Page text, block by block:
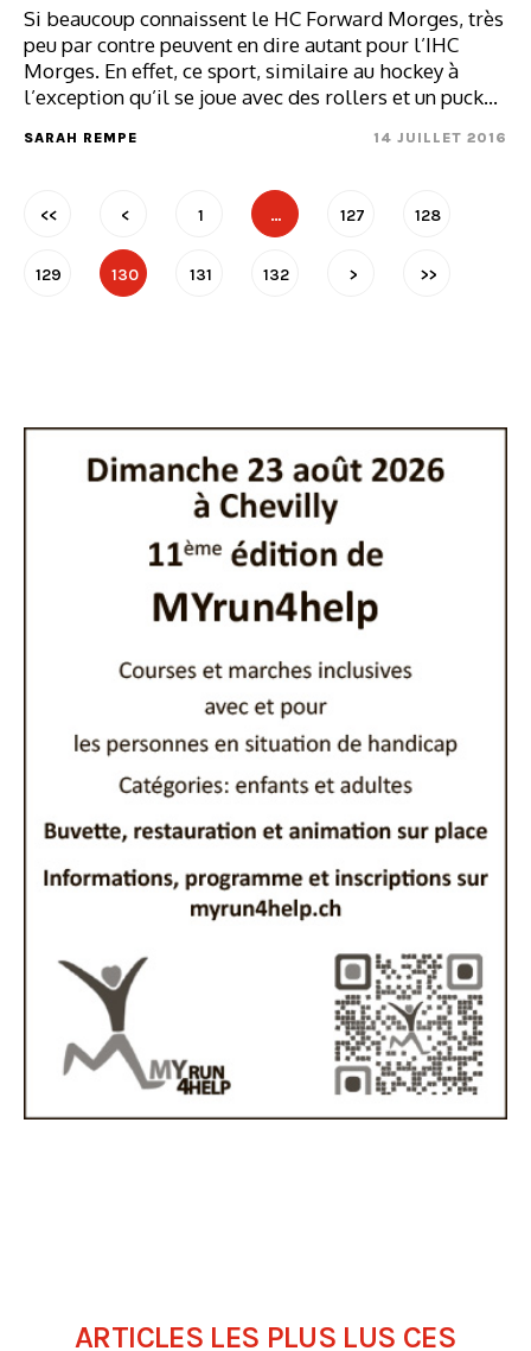
Si beaucoup connaissent le HC Forward Morges, très
peu par contre peuvent en dire autant pour l’IHC
Morges. En effet, ce sport, similaire au hockey à
l’exception qu’il se joue avec des rollers et un puck…
SARAH REMPE 14 JUILLET 2016
<< < 1 … 127 128
129 130 131 132 > >>
ARTICLES LES PLUS LUS CES